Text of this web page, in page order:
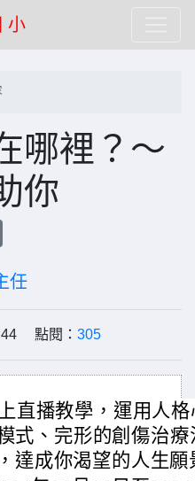
小
哪裡？〜
你
任
點閱： 305
直播教學，運用人
式、完形的創傷治
達成你渴望的人生願